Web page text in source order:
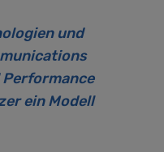
und
Performance
ein Modell